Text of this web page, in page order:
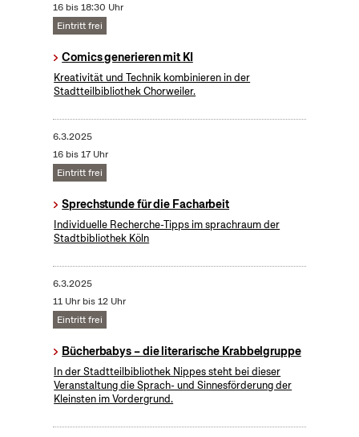
16 bis 18:30 Uhr
Eintritt frei
Comics generieren mit KI
Kreativität und Technik kombinieren in der
Stadtteilbibliothek Chorweiler.
6.3.2025
16 bis 17 Uhr
Eintritt frei
Sprechstunde für die Facharbeit
Individuelle Recherche-Tipps im sprachraum der
Stadtbibliothek Köln
6.3.2025
11 Uhr bis 12 Uhr
Eintritt frei
Bücherbabys – die literarische Krabbelgruppe
In der Stadtteilbibliothek Nippes steht bei dieser
Veranstaltung die Sprach- und Sinnesförderung der
Kleinsten im Vordergrund.